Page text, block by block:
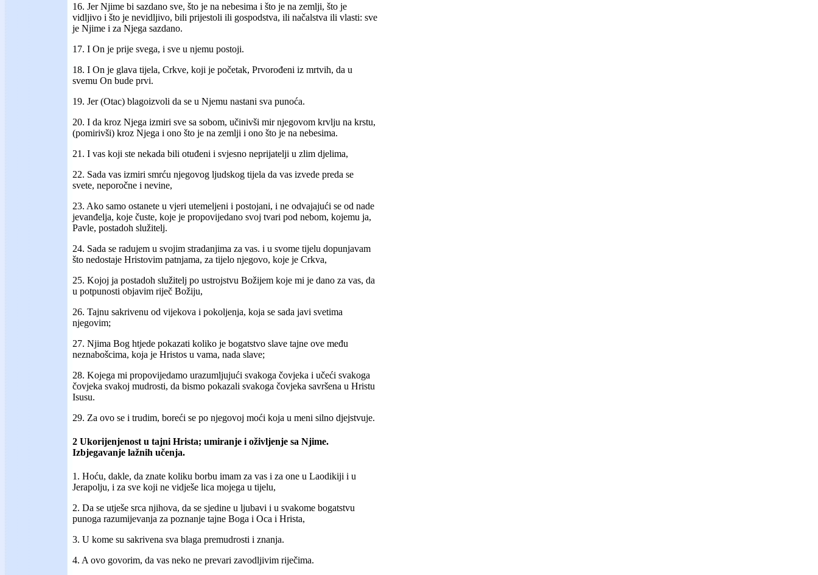
16. Jer Njime bi sazdano sve, što je na nebesima i što je na zemlji, što je
vidljivo i što je nevidljivo, bili prijestoli ili gospodstva, ili načalstva ili vlasti: sve
je Njime i za Njega sazdano.
17. I On je prije svega, i sve u njemu postoji.
18. I On je glava tijela, Crkve, koji je početak, Prvorođeni iz mrtvih, da u
svemu On bude prvi.
19. Jer (Otac) blagoizvoli da se u Njemu nastani sva punoća.
20. I da kroz Njega izmiri sve sa sobom, učinivši mir njegovom krvlju na krstu,
(pomirivši) kroz Njega i ono što je na zemlji i ono što je na nebesima.
21. I vas koji ste nekada bili otuđeni i svjesno neprijatelji u zlim djelima,
22. Sada vas izmiri smrću njegovog ljudskog tijela da vas izvede preda se
svete, neporočne i nevine,
23. Ako samo ostanete u vjeri utemeljeni i postojani, i ne odvajajući se od nade
jevanđelja, koje čuste, koje je propovijedano svoj tvari pod nebom, kojemu ja,
Pavle, postadoh služitelj.
24. Sada se radujem u svojim stradanjima za vas. i u svome tijelu dopunjavam
što nedostaje Hristovim patnjama, za tijelo njegovo, koje je Crkva,
25. Kojoj ja postadoh služitelj po ustrojstvu Božijem koje mi je dano za vas, da
u potpunosti objavim riječ Božiju,
26. Tajnu sakrivenu od vijekova i pokoljenja, koja se sada javi svetima
njegovim;
27. Njima Bog htjede pokazati koliko je bogatstvo slave tajne ove među
neznabošcima, koja je Hristos u vama, nada slave;
28. Kojega mi propovijedamo urazumljujući svakoga čovjeka i učeći svakoga
čovjeka svakoj mudrosti, da bismo pokazali svakoga čovjeka savršena u Hristu
Isusu.
29. Za ovo se i trudim, boreći se po njegovoj moći koja u meni silno djejstvuje.
2 Ukorijenjenost u tajni Hrista; umiranje i oživljenje sa Njime.
Izbjegavanje lažnih učenja.
1. Hoću, dakle, da znate koliku borbu imam za vas i za one u Laodikiji i u
Jerapolju, i za sve koji ne vidješe lica mojega u tijelu,
2. Da se utješe srca njihova, da se sjedine u ljubavi i u svakome bogatstvu
punoga razumijevanja za poznanje tajne Boga i Oca i Hrista,
3. U kome su sakrivena sva blaga premudrosti i znanja.
4. A ovo govorim, da vas neko ne prevari zavodljivim riječima.